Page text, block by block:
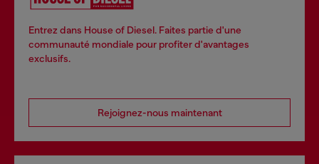
Entrez dans House of Diesel. Faites partie d'une
communauté mondiale pour profiter d'avantages
exclusifs.
Rejoignez-nous maintenant